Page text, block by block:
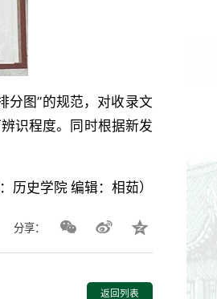
分图”的规范，对收录文
识程度。同时根据新发
：历史学院 编辑：相茹）
分享：
返回列表